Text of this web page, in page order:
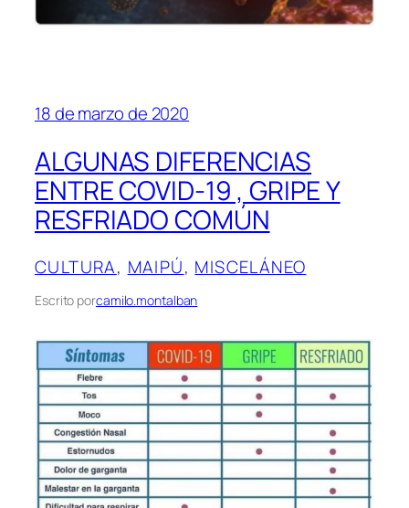
18 de marzo de 2020
ALGUNAS DIFERENCIAS
ENTRE COVID-19 , GRIPE Y
RESFRIADO COMÚN
CULTURA, MAIPÚ, MISCELÁNEO
Escrito porcamilo.montalban